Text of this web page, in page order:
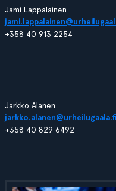
Jami Lappalainen
+358 40 913 2254
Jarkko Alanen
jarkko.alanen@urheilugaala.fi
+358 40 829 6492